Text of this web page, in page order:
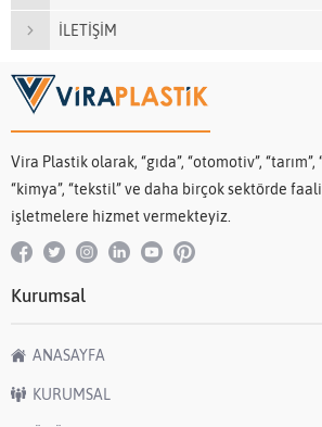
İLETİŞİM
Vira Plastik olarak, “gıda”, “otomotiv”, “tarım”,
“kimya”, “tekstil” ve daha birçok sektörde
işletmelere hizmet vermekteyiz.
Kurumsal
ANASAYFA
KURUMSAL